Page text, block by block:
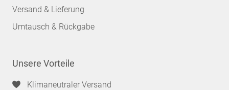
Versand & Lieferung
Umtausch & Rückgabe
Unsere Vorteile
Klimaneutraler Versand